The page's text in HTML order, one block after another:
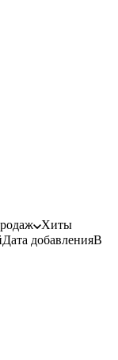
Хиты
Дата добавленияВ